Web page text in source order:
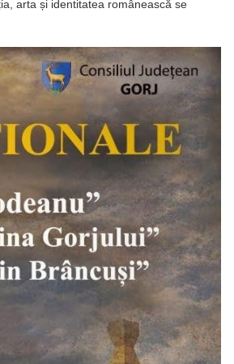
arta și identitatea românească se